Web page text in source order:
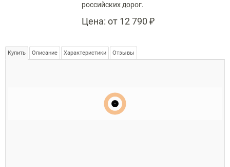
российских дорог.
Цена: от 12 790 ₽
Купить Описание Характеристики Отзывы